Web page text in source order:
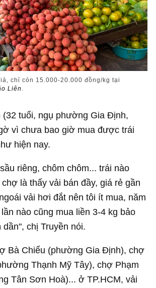
chỉ còn 15.000-20.000 đồng/kg tại
Liên .
(32 tuổi, ngụ phường Gia Định,
vì chưa bao giờ mua được trái
hiện nay.
riêng, chôm chôm... trái nào
là thấy vải bán đầy, giá rẻ gần
vải hơi đắt nên tôi ít mua, năm
nào cũng mua liền 3-4 kg bảo
chị Truyền nói.
Bà Chiểu (phường Gia Định), chợ
Thạnh Mỹ Tây), chợ Phạm
Tân Sơn Hoà)... ở TP.HCM, vải